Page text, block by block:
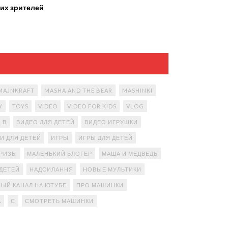
зрителей
MASHA AND THE BEAR MASHINKI
TOYS VIDEO VIDEO FOR KIDS VLOG
В ВИДЕО ДЛЯ ДЕТЕЙ ВИДЕО ИГРУШКИ
ДЛЯ ДЕТЕЙ ИГРЫ ИГРЫ ДЛЯ ДЕТЕЙ
МАЛЕНЬКИЙ БЛОГЕР МАША И МЕДВЕДЬ
НАДСИЛАННЯ НОВЫЕ МУЛЬТИКИ
КАНАЛ НА ЮТУБЕ ПРО МАШИНКИ
С СМОТРЕТЬ МАШИНКИ